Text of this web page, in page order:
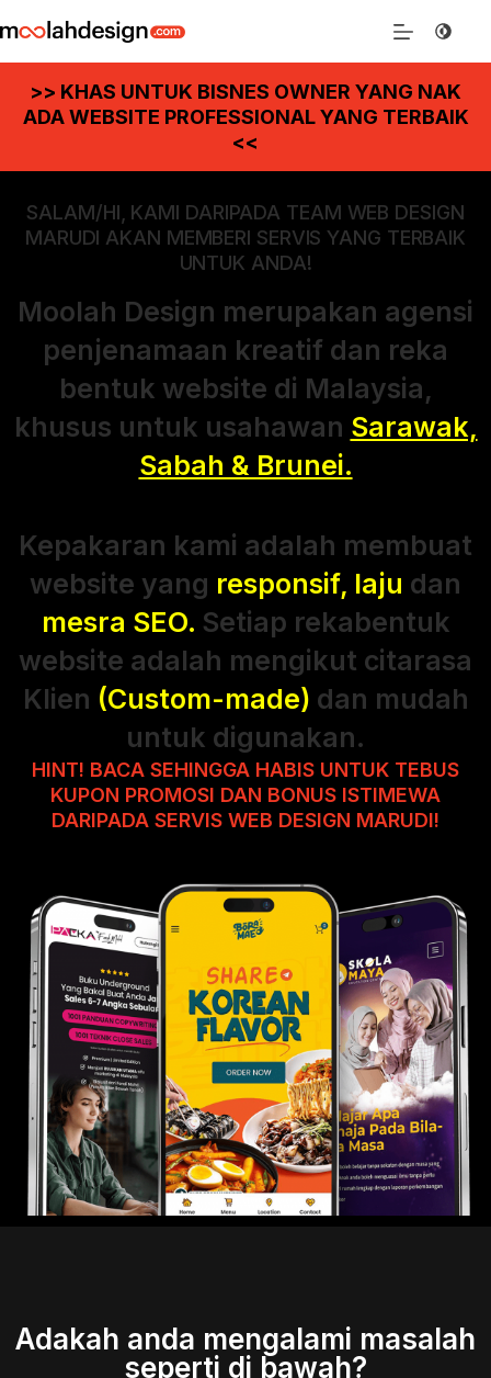
>> KHAS UNTUK BISNES OWNER YANG NAK
ADA WEBSITE PROFESSIONAL YANG TERBAIK
<<
SALAM/HI, KAMI DARIPADA TEAM WEB DESIGN
MARUDI AKAN MEMBERI SERVIS YANG TERBAIK
UNTUK ANDA!
Moolah Design merupakan agensi
penjenamaan kreatif dan reka
bentuk website di Malaysia,
khusus untuk usahawan Sarawak,
Sabah & Brunei.
Kepakaran kami adalah membuat
website yang responsif, laju dan
mesra SEO. Setiap rekabentuk
website adalah mengikut citarasa
Klien (Custom-made) dan mudah
untuk digunakan.
HINT! BACA SEHINGGA HABIS UNTUK TEBUS
KUPON PROMOSI DAN BONUS ISTIMEWA
DARIPADA SERVIS WEB DESIGN MARUDI!
Adakah anda mengalami masalah
seperti di bawah?